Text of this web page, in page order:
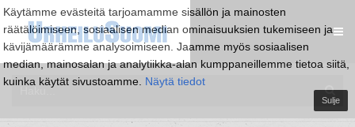
Käytämme evästeitä tarjoamamme sisällön ja mainosten
räätälöimiseen, sosiaalisen median ominaisuuksien tukemiseen ja
kävijämäärämme analysoimiseen. Jaamme myös sosiaalisen
median, mainosalan ja analytiikka-alan kumppaneillemme tietoa siitä,
kuinka käytät sivustoamme. Näytä tiedot
Sulje